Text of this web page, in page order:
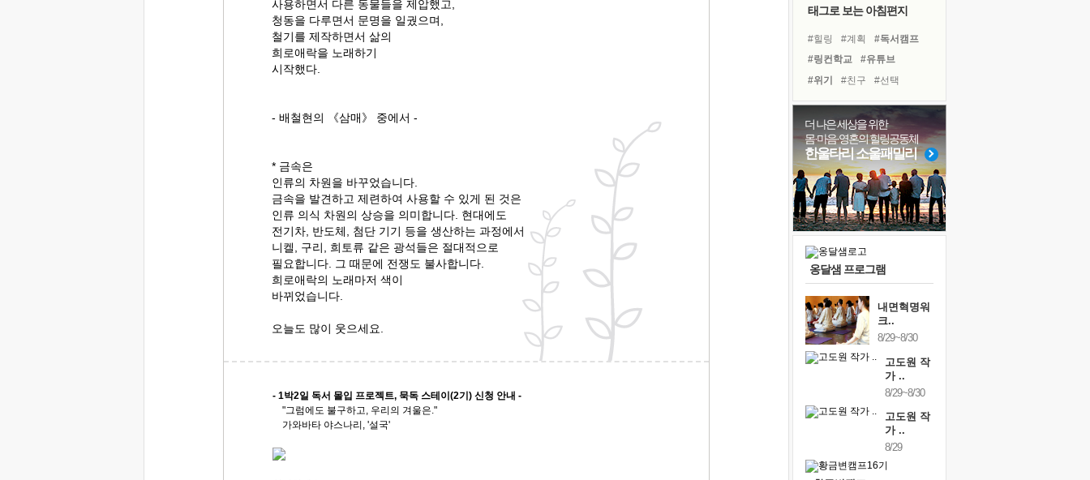
사용하면서 다른 동물들을 제압했고,
청동을 다루면서 문명을 일궜으며,
철기를 제작하면서 삶의
희로애락을 노래하기
시작했다.
- 배철현의 《삼매》 중에서 -
* 금속은
인류의 차원을 바꾸었습니다.
금속을 발견하고 제련하여 사용할 수 있게 된 것은
인류 의식 차원의 상승을 의미합니다. 현대에도
전기차, 반도체, 첨단 기기 등을 생산하는 과정에서
니켈, 구리, 희토류 같은 광석들은 절대적으로
필요합니다. 그 때문에 전쟁도 불사합니다.
희로애락의 노래마저 색이
바뀌었습니다.
오늘도 많이 웃으세요.
- 1박2일 독서 몰입 프로젝트, 묵독 스테이(2기) 신청 안내 -
"그럼에도 불구하고, 우리의 겨울은."
가와바타 야스나리, '설국'
꿈이 실제가 되는 것
'말 타는 법'을 먼저
졸업식 사진을 보며
극심한 변비, 어깨결림, 수면 장애
아픈 아버지를 위한 공간 설계
슬럼프
보고 싶은 어머니
못된 꼰대들
태그로 보는 아침편지
#힐링 #계획
#독서캠프
#링컨학교
#유튜브
#위기
#친구
#선택
#면역력
#건강
#독서
#극복
#희망
#도움
#리더
#비전캠프
#다짐
#경험
#나눔
#명상
#바이러스
더 나은 세상을 위한
몸·마음·영혼의 힐링공동체
한울타리 소울패밀리
옹달샘 프로그램
내면혁명워
크..
8/29~8/30
고도원 작
가 ..
8/29~8/30
고도원 작
가 ..
8/29